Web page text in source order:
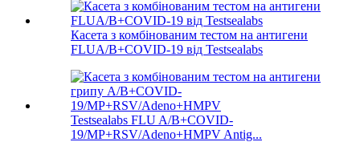
Касета з комбінованим тестом на антигени
FLUA/B+COVID-19 від Testsealabs
Testsealabs FLU A/B+COVID-
19/MP+RSV/Adeno+HMPV Antig...